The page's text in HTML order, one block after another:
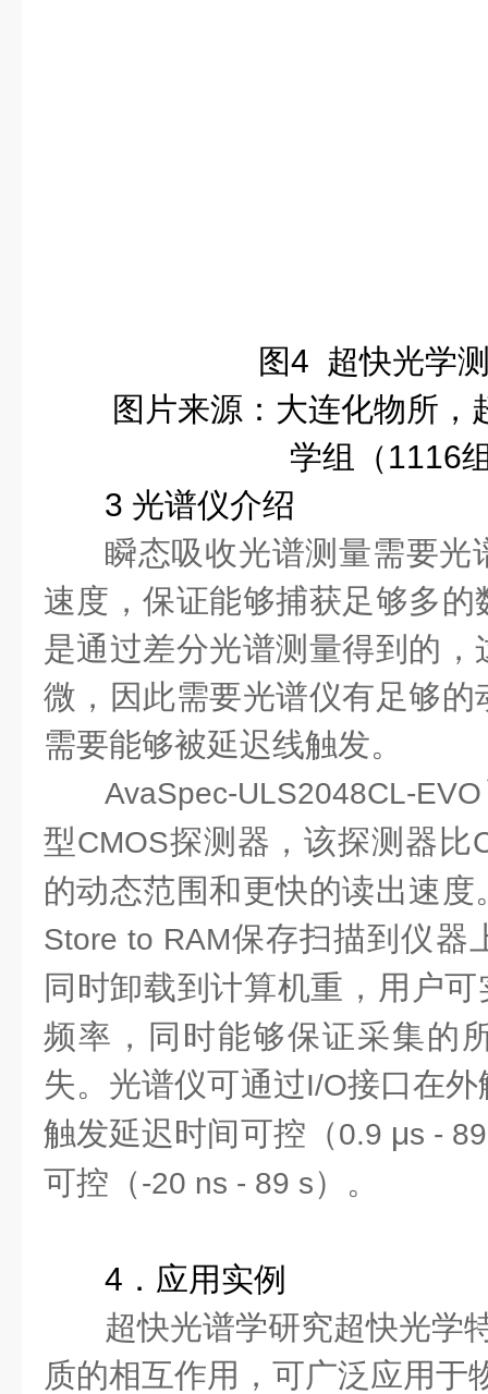
图4 超快光学
图片来源：大连化物所，
学组（1116
3 光谱仪介绍
瞬态吸收光谱测量需要光
速度，保证能够捕获足够多
是通过差分光谱测量得到的
微，因此需要光谱仪有足够
需要能够被延迟线触发。
AvaSpec-ULS2048CL-EVO
型CMOS探测器，该探测器比
的动态范围和更快的读出速
Store to RAM保存扫描到仪器
同时卸载到计算机重，用户可
频率，同时能够保证采集的
失。光谱仪可通过I/O接口在外
触发延迟时间可控（0.9 μs -
可控（-20 ns - 89 s）。
4 ．应用实例
超快光谱学研究超快光学
质的相互作用，可广泛应用于